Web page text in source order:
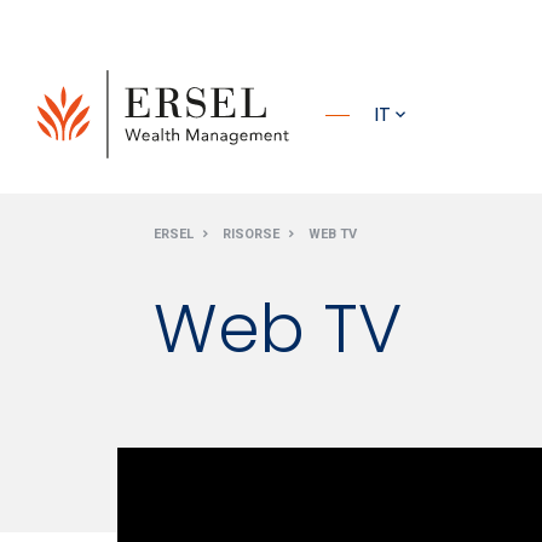
IT
ERSEL RISORSE WEB TV
Web TV